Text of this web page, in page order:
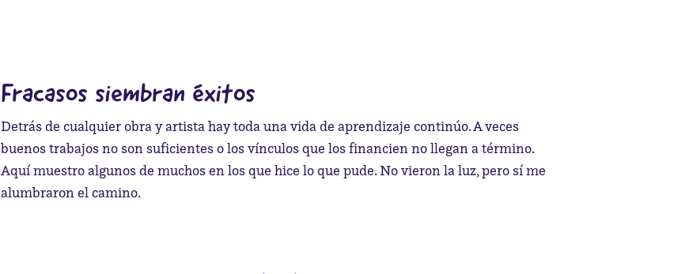
Fracasos siembran éxitos
Detrás de cualquier obra y artista hay toda una vida de aprendizaje continúo. A veces
buenos trabajos no son suficientes o los vínculos que los financien no llegan a término.
Aquí muestro algunos de muchos en los que hice lo que pude. No vieron la luz, pero sí me
alumbraron el camino.